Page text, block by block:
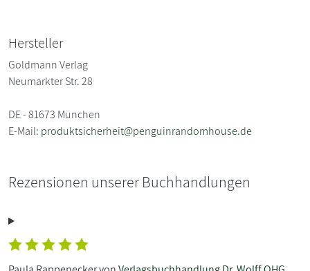
Hersteller
Goldmann Verlag
Neumarkter Str. 28
DE - 81673 München
E-Mail: produktsicherheit@penguinrandomhouse.de
Rezensionen unserer Buchhandlungen